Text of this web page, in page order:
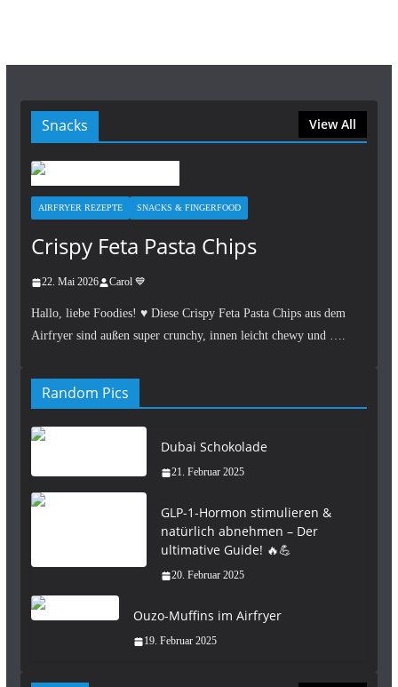
Snacks View All
AIRFRYER REZEPTE SNACKS & FINGERFOOD
Crispy Feta Pasta Chips
22. Mai 2026 Carol 💙
Hallo, liebe Foodies! ♥︎ Diese Crispy Feta Pasta Chips aus dem
Airfryer sind außen super crunchy, innen leicht chewy und ….
Random Pics
Dubai Schokolade
21. Februar 2025
GLP-1-Hormon stimulieren &
natürlich abnehmen – Der
ultimative Guide! 🔥💪
20. Februar 2025
Ouzo-Muffins im Airfryer
19. Februar 2025